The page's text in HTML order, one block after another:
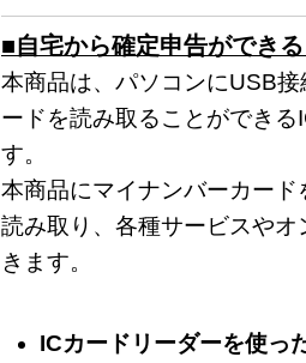
■自宅から確定申告ができ
本商品は、パソコンにUSB
ードを読み取ることができ
す。
本商品にマイナンバーカー
読み取り、各種サービスや
きます。
ICカードリーダーを使っ